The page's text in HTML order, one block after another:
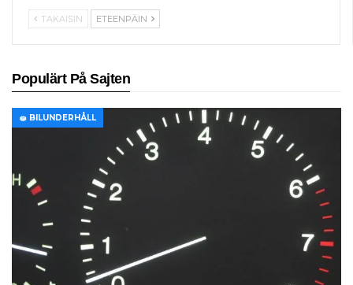
TAKAISIN ETEENPÄIN
Populärt På Sajten
🧽 BILUNDERHÅLL